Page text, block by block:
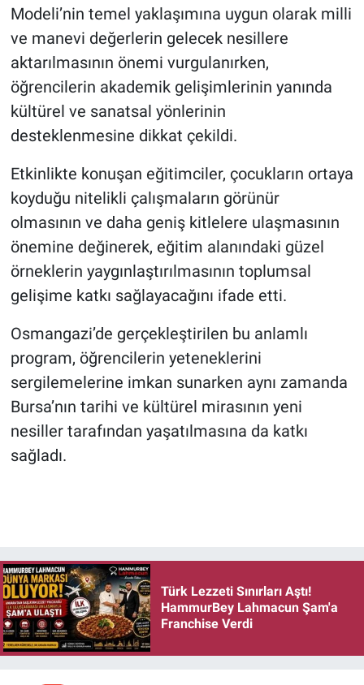
Modeli’nin temel yaklaşımına uygun olarak milli
ve manevi değerlerin gelecek nesillere
aktarılmasının önemi vurgulanırken,
öğrencilerin akademik gelişimlerinin yanında
kültürel ve sanatsal yönlerinin
desteklenmesine dikkat çekildi.
Etkinlikte konuşan eğitimciler, çocukların ortaya
koyduğu nitelikli çalışmaların görünür
olmasının ve daha geniş kitlelere ulaşmasının
önemine değinerek, eğitim alanındaki güzel
örneklerin yaygınlaştırılmasının toplumsal
gelişime katkı sağlayacağını ifade etti.
Osmangazi’de gerçekleştirilen bu anlamlı
program, öğrencilerin yeteneklerini
sergilemelerine imkan sunarken aynı zamanda
Bursa’nın tarihi ve kültürel mirasının yeni
nesiller tarafından yaşatılmasına da katkı
sağladı.
Türk Lezzeti Sınırları Aştı!
HammurBey Lahmacun Şam'a
Franchise Verdi